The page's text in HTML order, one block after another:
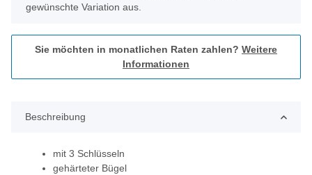
gewünschte Variation aus.
Sie möchten in monatlichen Raten zahlen? Weitere
Informationen
Beschreibung
mit 3 Schlüsseln
gehärteter Bügel